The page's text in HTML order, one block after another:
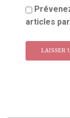
articles